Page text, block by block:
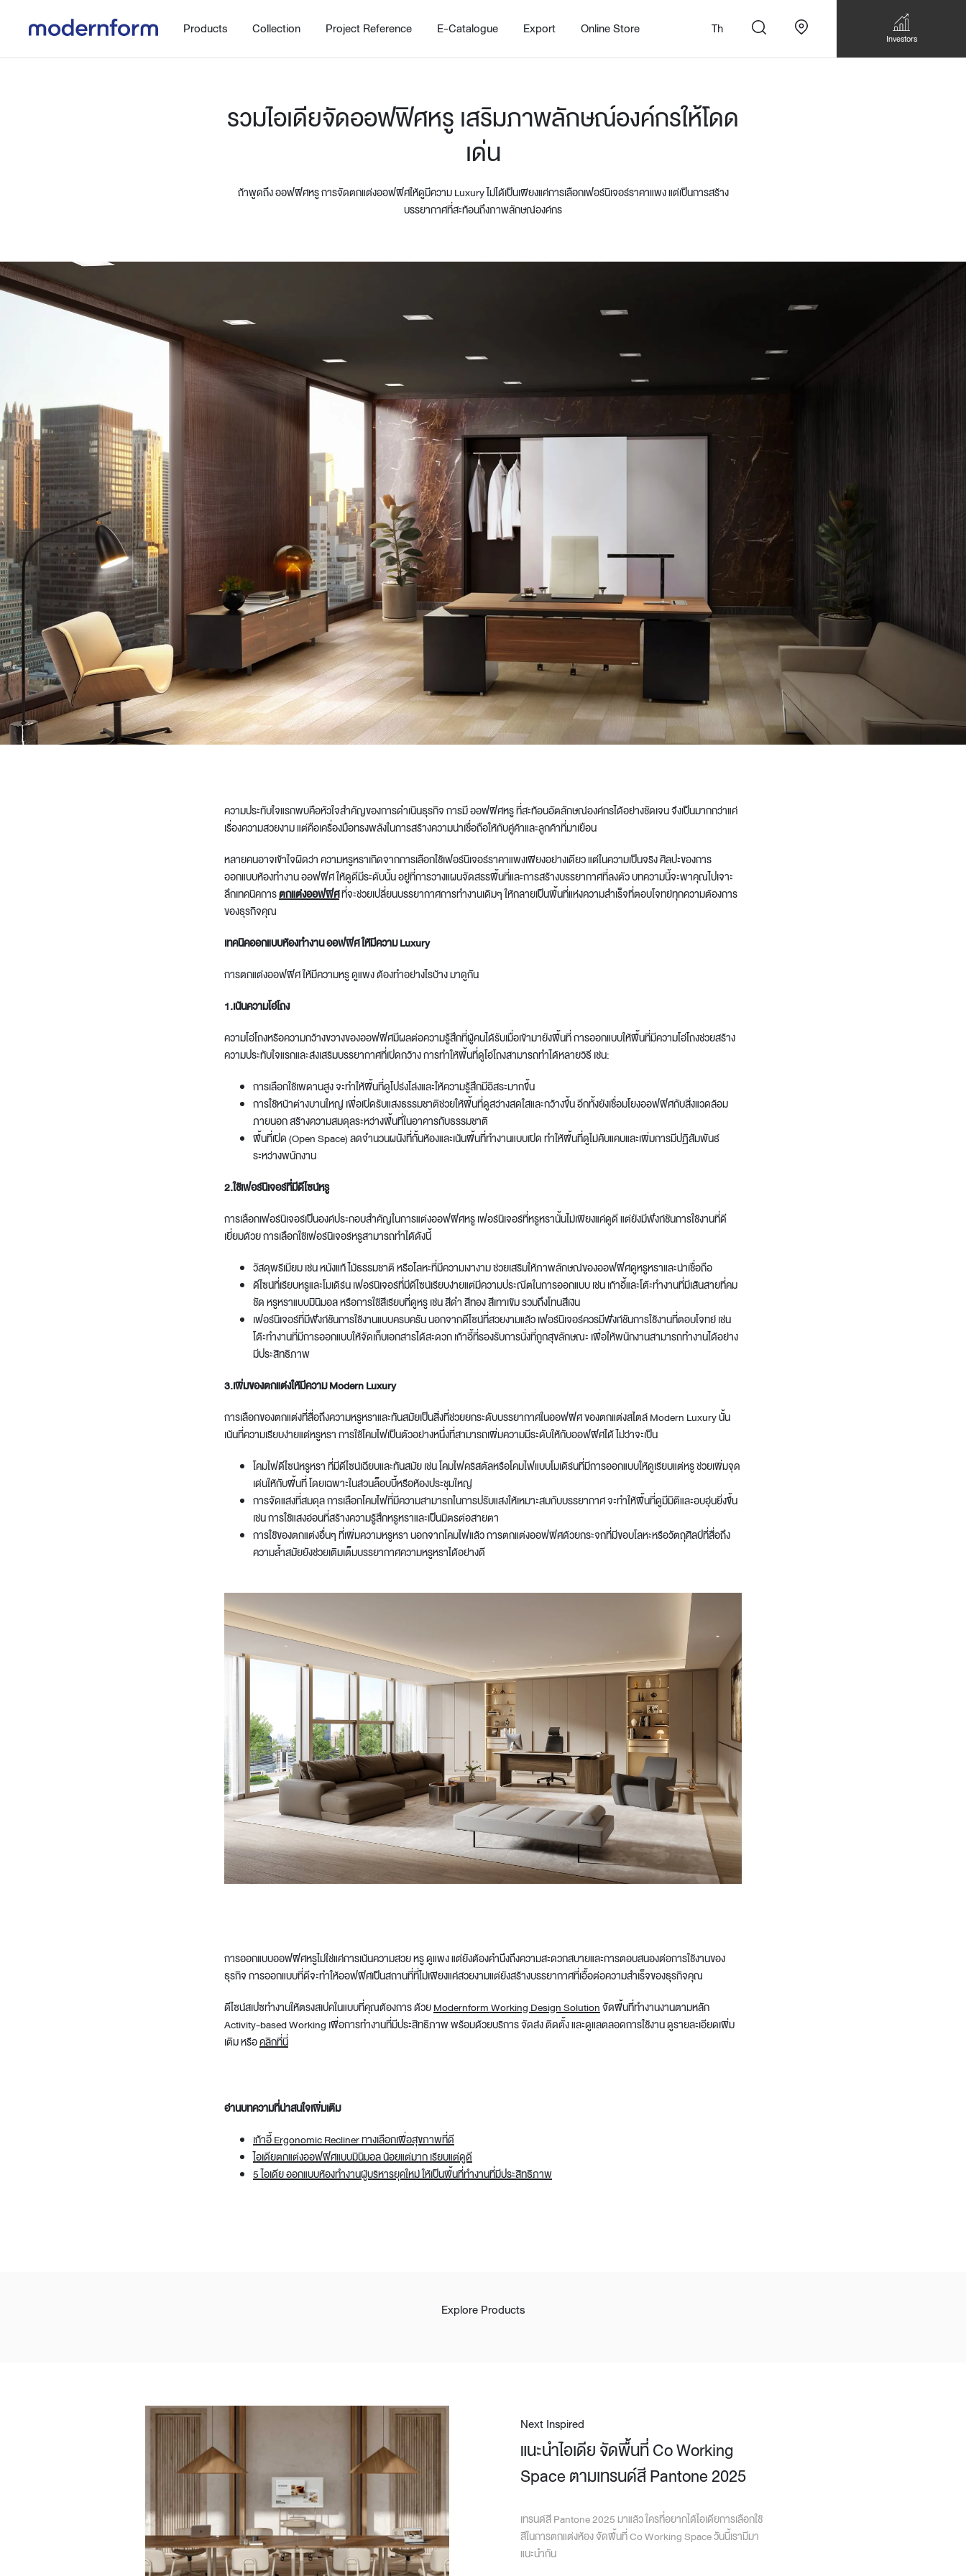
Products
Workspace
Executive
Meeting & Conference
Itoki
Home
Wordrobe
Trolley
Hardware & Fitting
Furniture Fitting
Architectural Hardware
Surfacing and Flooring Material
Fire-rated & Decorative Doors
Elevator Decoration
Higold
Kitchen Tall Unit Basket
Kitchen Pull Out Basket
Kitchen Corner Basket
Kitchen Wall Cabinet
Kitchen Base Unit Basket
Kitchen Accessories
Collection
Working Design Solution
Ergonomic Recliner Steelcase
Design Awards
Collection
View More Collection
Project Reference E-Catalogue Export Online Store Th
Investors
รวมไอเดียจัดออฟฟิศหรู เสริมภาพลักษณ์องค์กรให้โดด
เด่น
ถ้าพูดถึง ออฟฟิศหรู การจัดตกแต่งออฟฟิศให้ดูมีความ Luxury ไม่ได้เป็นเพียงแค่การเลือกเฟอร์นิเจอร์ราคาแพง แต่เป็นการสร้าง
บรรยากาศที่สะท้อนถึงภาพลักษณ์องค์กร
ความประทับใจแรกพบคือหัวใจสำคัญของการดำเนินธุรกิจ การมี ออฟฟิศหรู ที่สะท้อนอัตลักษณ์องค์กรได้อย่างชัดเจน จึงเป็นมากกว่าแค่
เรื่องความสวยงาม แต่คือเครื่องมือทรงพลังในการสร้างความน่าเชื่อถือให้กับคู่ค้าและลูกค้าที่มาเยือน
หลายคนอาจเข้าใจผิดว่า ความหรูหราเกิดจากการเลือกใช้เฟอร์นิเจอร์ราคาแพงเพียงอย่างเดียว แต่ในความเป็นจริง ศิลปะของการ
ออกแบบห้องทำงาน ออฟฟิศให้ดูดีมีระดับนั้น อยู่ที่การวางแผนจัดสรรพื้นที่และการสร้างบรรยากาศที่ลงตัว บทความนี้จะพาคุณไปเจาะ
ลึกเทคนิคการตกแต่งออฟฟิศที่จะช่วยเปลี่ยนบรรยากาศการทำงานเดิมๆ ให้กลายเป็นพื้นที่แห่งความสำเร็จที่ตอบโจทย์ทุกความต้องการ
ของธุรกิจคุณ
เทคนิคออกแบบห้องทํางาน ออฟฟิศให้มีความ Luxury
การตกแต่งออฟฟิศให้มีความหรู ดูแพง ต้องทำอย่างไรบ้าง มาดูกัน
1.เน้นความโอ่โถง
ความโอ่โถงหรือความกว้างขวางของออฟฟิศมีผลต่อความรู้สึกที่ผู้คนได้รับเมื่อเข้ามายังพื้นที่ การออกแบบให้พื้นที่มีความโอ่โถงช่วยสร้าง
ความประทับใจแรกและส่งเสริมบรรยากาศที่เปิดกว้าง การทำให้พื้นที่ดูโอ่โถงสามารถทำได้หลายวิธี เช่น:
การเลือกใช้เพดานสูง จะทำให้พื้นที่ดูโปร่งโล่งและให้ความรู้สึกมีอิสระมากขึ้น
การใช้หน้าต่างบานใหญ่ เพื่อเปิดรับแสงธรรมชาติช่วยให้พื้นที่ดูสว่างสดใสและกว้างขึ้น อีกทั้งยังเชื่อมโยงออฟฟิศกับสิ่งแวดล้อม
ภายนอก สร้างความสมดุลระหว่างพื้นที่ในอาคารกับธรรมชาติ
พื้นที่เปิด (Open Space) ลดจำนวนผนังที่กั้นห้องและเน้นพื้นที่ทำงานแบบเปิด ทำให้พื้นที่ดูไม่คับแคบและเพิ่มการมีปฏิสัมพันธ์
ระหว่างพนักงาน
2.ใช้เฟอร์นิเจอร์ที่มีดีไซน์หรู
การเลือกเฟอร์นิเจอร์เป็นองค์ประกอบสำคัญในการแต่งออฟฟิศหรู เฟอร์นิเจอร์ที่หรูหรานั้นไม่เพียงแค่ดูดี แต่ยังมีฟังก์ชันการใช้งานที่ดี
เยี่ยมด้วย การเลือกใช้เฟอร์นิเจอร์หรูสามารถทำได้ดังนี้
วัสดุพรีเมียม เช่น หนังแท้ ไม้ธรรมชาติ หรือโลหะที่มีความเงางาม ช่วยเสริมให้ภาพลักษณ์ของออฟฟิศดูหรูหราและน่าเชื่อถือ
ดีไซน์ที่เรียบหรูและโมเดิร์น เฟอร์นิเจอร์ที่มีดีไซน์เรียบง่ายแต่มีความประณีตในการออกแบบ เช่น เก้าอี้และโต๊ะทำงานที่มีเส้นสายที่คม
ชัด หรูหราแบบมินิมอล หรือการใช้สีเรียบที่ดูหรู เช่น สีดำ สีทอง สีเทาเข้ม รวมถึงโทนสีเงิน
เฟอร์นิเจอร์ที่มีฟังก์ชันการใช้งานแบบครบครัน นอกจากดีไซน์ที่สวยงามแล้ว เฟอร์นิเจอร์ควรมีฟังก์ชันการใช้งานที่ตอบโจทย์ เช่น
โต๊ะทำงานที่มีการออกแบบให้จัดเก็บเอกสารได้สะดวก เก้าอี้ที่รองรับการนั่งที่ถูกสุขลักษณะ เพื่อให้พนักงานสามารถทำงานได้อย่าง
มีประสิทธิภาพ
3.เพิ่มของตกแต่งให้มีความ Modern Luxury
การเลือกของตกแต่งที่สื่อถึงความหรูหราและทันสมัยเป็นสิ่งที่ช่วยยกระดับบรรยากาศในออฟฟิศ ของตกแต่งสไตล์ Modern Luxury นั้น
เน้นที่ความเรียบง่ายแต่หรูหรา การใช้โคมไฟเป็นตัวอย่างหนึ่งที่สามารถเพิ่มความมีระดับให้กับออฟฟิศได้ ไม่ว่าจะเป็น
โคมไฟดีไซน์หรูหรา ที่มีดีไซน์เฉียบและทันสมัย เช่น โคมไฟคริสตัลหรือโคมไฟแบบโมเดิร์นที่มีการออกแบบให้ดูเรียบแต่หรู ช่วยเพิ่มจุด
เด่นให้กับพื้นที่ โดยเฉพาะในส่วนล็อบบี้หรือห้องประชุมใหญ่
การจัดแสงที่สมดุล การเลือกโคมไฟที่มีความสามารถในการปรับแสงให้เหมาะสมกับบรรยากาศ จะทำให้พื้นที่ดูมีมิติและอบอุ่นยิ่งขึ้น
เช่น การใช้แสงอ่อนที่สร้างความรู้สึกหรูหราและเป็นมิตรต่อสายตา
การใช้ของตกแต่งอื่นๆ ที่เพิ่มความหรูหรา นอกจากโคมไฟแล้ว การตกแต่งออฟฟิศด้วยกระจกที่มีขอบโลหะหรือวัตถุศิลป์ที่สื่อถึง
ความล้ำสมัยยังช่วยเติมเต็มบรรยากาศความหรูหราได้อย่างดี
การออกแบบออฟฟิศหรูไม่ใช่แค่การเน้นความสวย หรู ดูแพง แต่ยังต้องคำนึงถึงความสะดวกสบายและการตอบสนองต่อการใช้งานของ
ธุรกิจ การออกแบบที่ดีจะทำให้ออฟฟิศเป็นสถานที่ที่ไม่เพียงแค่สวยงามแต่ยังสร้างบรรยากาศที่เอื้อต่อความสำเร็จของธุรกิจคุณ
ดีไซน์สเปซทำงานให้ตรงสเปคในแบบที่คุณต้องการ ด้วยModernform Working Design Solutionจัดพื้นที่ทำงานงานตามหลัก
Activity-based Working เพื่อการทำงานที่มีประสิทธิภาพ พร้อมด้วยบริการ จัดส่ง ติดตั้ง และดูแลตลอดการใช้งาน ดูรายละเอียดเพิ่ม
เติม หรือคลิกที่นี่
อ่านบทความที่น่าสนใจเพิ่มเติม
เก้าอี้ Ergonomic Recliner ทางเลือกเพื่อสุขภาพที่ดี
ไอเดียตกแต่งออฟฟิศแบบมินิมอล น้อยแต่มาก เรียบแต่ดูดี
5 ไอเดีย ออกแบบห้องทำงานผู้บริหารยุคใหม่ ให้เป็นพื้นที่ทำงานที่มีประสิทธิภาพ
Explore Products
Next Inspired
แนะนำไอเดีย จัดพื้นที่ Co Working
Space ตามเทรนด์สี Pantone 2025
เทรนด์สี Pantone 2025 มาแล้ว ใครที่อยากได้ไอเดียการเลือกใช้
สีในการตกแต่งห้อง จัดพื้นที่ Co Working Space วันนี้เรามีมา
แนะนำกัน